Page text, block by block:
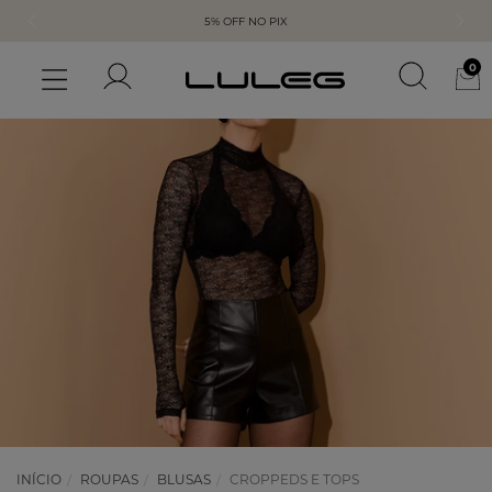
5% OFF NO PIX
0
INÍCIO ROUPAS BLUSAS CROPPEDS E TOPS